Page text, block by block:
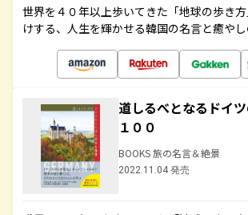
世界を４０年以上歩いてきた「地球の歩き
けする、人生を輝かせる韓国の名言と癒や
道しるべとなるドイ
１００
BOOKS 旅の名言＆絶景
2022.11.04 発売